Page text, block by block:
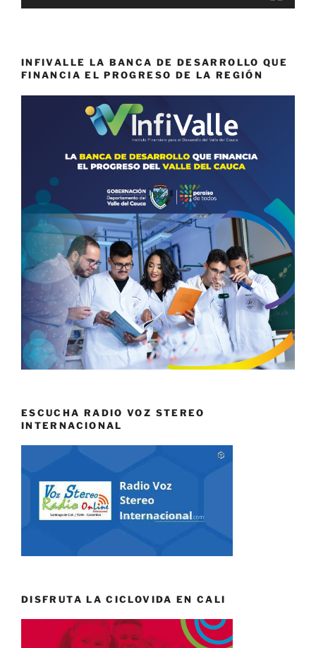
INFIVALLE LA BANCA DE DESARROLLO QUE
FINANCIA EL PROGRESO DE LA REGIÓN
ESCUCHA RADIO VOZ STEREO
INTERNACIONAL
DISFRUTA LA CICLOVIDA EN CALI